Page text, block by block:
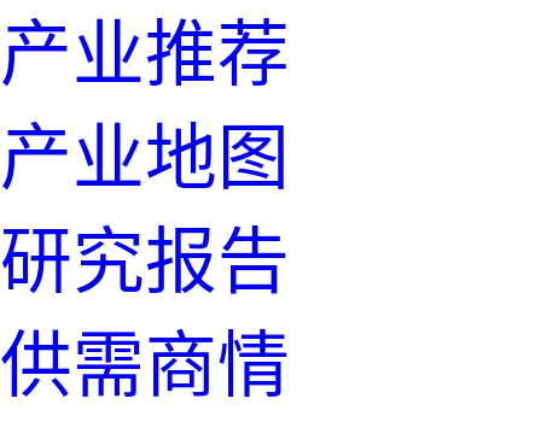
产业推荐
产业地图
研究报告
供需商情